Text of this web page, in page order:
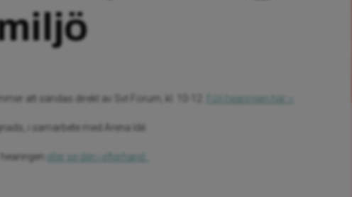
att sändas direkt av Svt Forum, kl. 10-12. Följ hearingen här ››
i samarbete med Arena Idé.
eller se den i efterhand.